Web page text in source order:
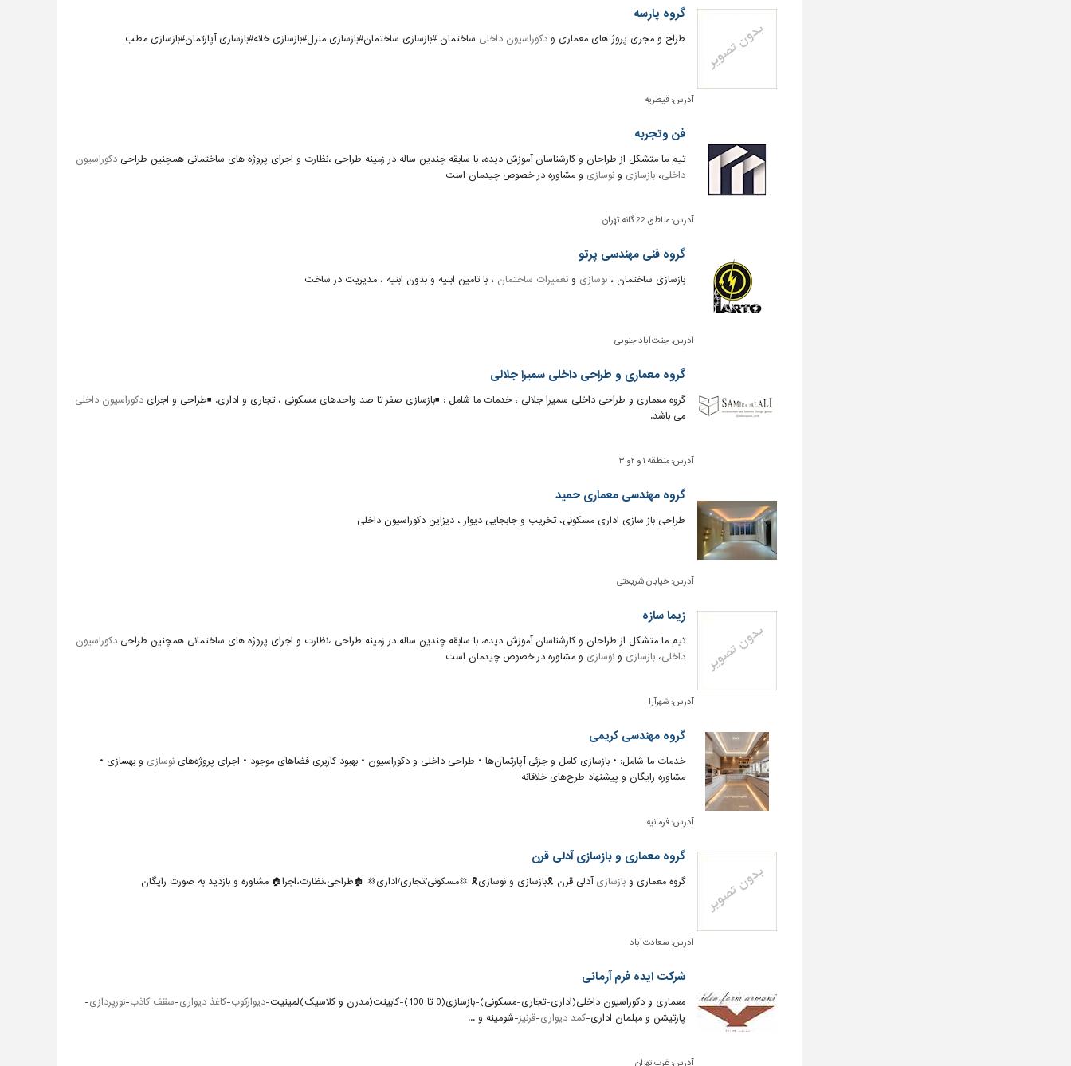
گروه پارسه
طراح و مجری پروژ های معماری و دکوراسیون داخلی ساختمان #بازسازی ساختمان#بازسازی منزل#بازسازی خانه#بازسازی آپارتمان#بازسازی مطب
آدرس:قیطریه
فن وتجربه
تیم ما متشکل از طراحان و کارشناسان آموزش دیده، با سابقه چندین ساله در زمینه طراحی ،نظارت و اجرای پروژه های ساختمانی همچنین طراحی دکوراسیون
داخلی، بازسازی و نوسازی و مشاوره در خصوص چیدمان است
آدرس:مناطق 22 گانه تهران
گروه فنی مهندسی پرتو
بازسازی ساختمان ، نوسازی وتعمیرات ساختمان ، با تامین ابنیه و بدون ابنیه ، مدیریت در ساخت
آدرس:جنت آباد جنوبی
گروه معماری و طراحی داخلی سمیرا جلالی
گروه معماری و طراحی داخلی سمیرا جلالی ، خدمات ما شامل : ◾️بازسازی صفر تا صد واحدهای مسکونی ، تجاری و اداری. ◾️طراحی و اجرای دکوراسیون داخلی
می باشد.
آدرس:منطقه ۱ و ۲و ۳
گروه مهندسی معماری حمید
طراحی باز سازی اداری مسکونی، تخریب و جابجایی دیوار ، دیزاین دکوراسیون داخلی
آدرس:خیابان شریعتی
زیما سازه
تیم ما متشکل از طراحان و کارشناسان آموزش دیده، با سابقه چندین ساله در زمینه طراحی ،نظارت و اجرای پروژه های ساختمانی همچنین طراحی دکوراسیون
داخلی، بازسازی و نوسازی و مشاوره در خصوص چیدمان است
آدرس: شهرآرا
گروه مهندسی کریمی
خدمات ما شامل: • بازسازی کامل و جزئی آپارتمان‌ها • طراحی داخلی و دکوراسیون • بهبود کاربری فضاهای موجود • اجرای پروژه‌های نوسازی و بهسازی •
مشاوره رایگان و پیشنهاد طرح‌های خلاقانه
آدرس:فرمانیه
گروه معماری و بازسازی آدلی قرن
گروه معماری و بازسازی آدلی قرن 🎗بازسازی و نوسازی🎗 💢مسکونی/تجاری/اداری💢 🏚طراحی،نظارت،اجرا🏠 مشاوره و بازدید به صورت رایگان
آدرس: سعادت آباد
شرکت ایده فرم آرمانی
معماری و دکوراسیون داخلی(اداری-تجاری-مسکونی)-بازسازی(0 تا 100)-کابینت(مدرن و کلاسیک)لمینیت- دیوارکوب-کاغذ دیواری-سقف کاذب-نورپردازی-
پارتیشن و مبلمان اداری-کمد دیواری-قرنیز-شومینه و ...
آدرس: غرب تهران